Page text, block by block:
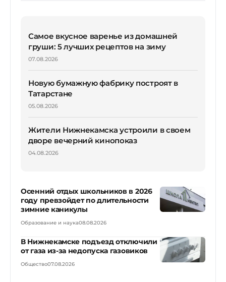
Самое вкусное варенье из домашней
груши: 5 лучших рецептов на зиму
07.08.2026
Новую бумажную фабрику построят в
Татарстане
05.08.2026
Жители Нижнекамска устроили в своем
дворе вечерний кинопоказ
04.08.2026
Осенний отдых школьников в 2026
году превзойдет по длительности
зимние каникулы
Образование и наука08.08.2026
В Нижнекамске подъезд отключили
от газа из-за недопуска газовиков
Общество07.08.2026